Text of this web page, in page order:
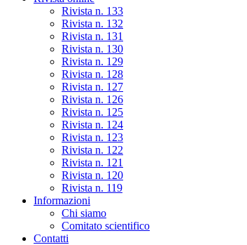
Rivista n. 133
Rivista n. 132
Rivista n. 131
Rivista n. 130
Rivista n. 129
Rivista n. 128
Rivista n. 127
Rivista n. 126
Rivista n. 125
Rivista n. 124
Rivista n. 123
Rivista n. 122
Rivista n. 121
Rivista n. 120
Rivista n. 119
Informazioni
Chi siamo
Comitato scientifico
Contatti